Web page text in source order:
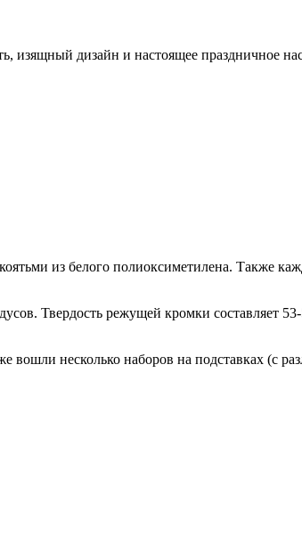
изящный дизайн и настоящее праздничное
из белого полиоксиметилена. Также
Твердость режущей кромки составляет
несколько наборов на подставках (с